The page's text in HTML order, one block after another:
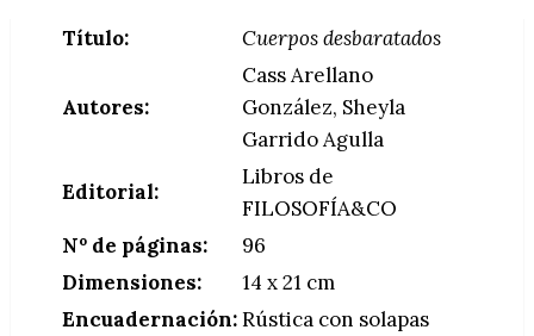
Título: Cuerpos desbaratados
Autores:
Cass Arellano
González, Sheyla
Garrido Agulla
Editorial:
Libros de
FILOSOFÍA&CO
Nº de páginas:
96
Dimensiones:
14 x 21 cm
Encuadernación:Rústica con solapas